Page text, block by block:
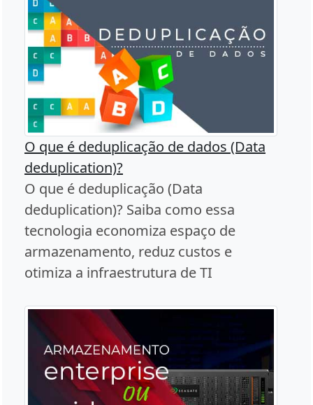
O que é deduplicação de dados (Data
deduplication)?
O que é deduplicação (Data
deduplication)? Saiba como essa
tecnologia economiza espaço de
armazenamento, reduz custos e
otimiza a infraestrutura de TI